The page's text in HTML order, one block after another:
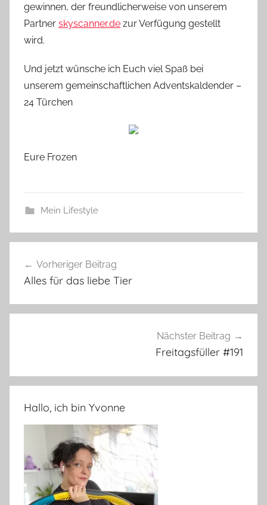
gewinnen, der freundlicherweise von unserem
Partner skyscanner.de zur Verfügung gestellt
wird.
Und jetzt wünsche ich Euch viel Spaß bei
unserem gemeinschaftlichen Adventskaldender –
24 Türchen
Eure Frozen
Mein Lifestyle
Vorheriger Beitrag
Alles für das liebe Tier
Nächster Beitrag
Freitagsfüller #191
Hallo, ich bin Yvonne